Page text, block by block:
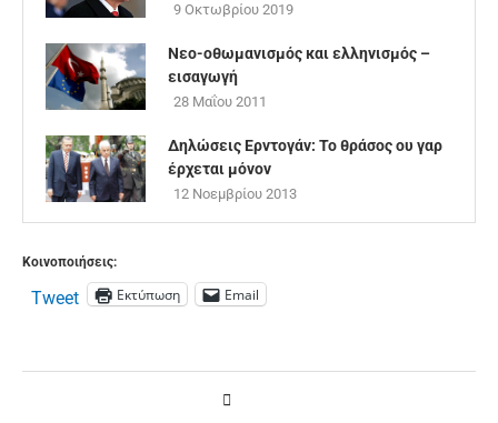
9 Οκτωβρίου 2019
Νεο-οθωμανισμός και ελληνισμός –
εισαγωγή
28 Μαΐου 2011
Δηλώσεις Ερντογάν: Το θράσος ου γαρ
έρχεται μόνον
12 Νοεμβρίου 2013
Κοινοποιήσεις:
Tweet Εκτύπωση Email